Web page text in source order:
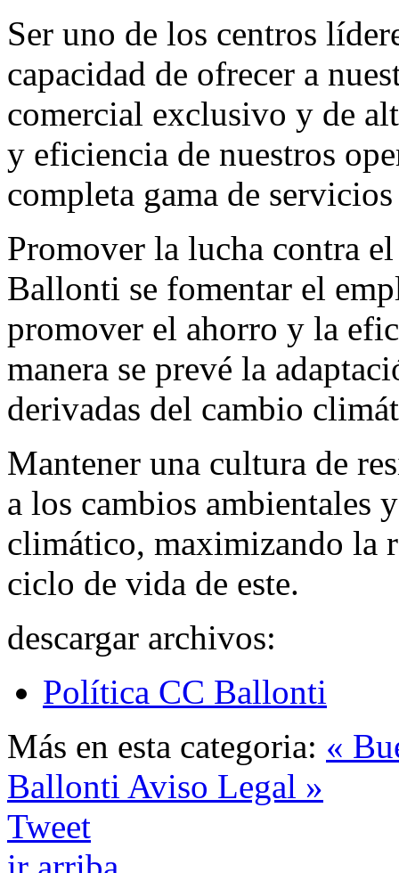
Ser uno de los centros
capacidad de ofrecer a
comercial exclusivo y de
y eficiencia de nuestros
completa gama de
Promover la lucha contra
Ballonti se fomentar el
promover el ahorro y la
manera se prevé la
derivadas del cambio
Mantener una cultura de
a los cambios ambientales
climático, maximizando la
ciclo de vida de este.
descargar archivos:
Política CC Ballonti
Más en esta categoria: «
Ballonti Aviso Legal »
Tweet